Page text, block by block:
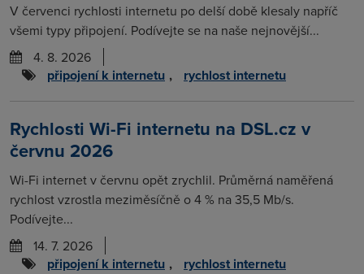
V červenci rychlosti internetu po delší době klesaly napříč
všemi typy připojení. Podívejte se na naše nejnovější...
4. 8. 2026
připojení k internetu , rychlost internetu
Rychlosti Wi-Fi internetu na DSL.cz v
červnu 2026
Wi-Fi internet v červnu opět zrychlil. Průměrná naměřená
rychlost vzrostla meziměsíčně o 4 % na 35,5 Mb/s.
Podívejte...
14. 7. 2026
připojení k internetu , rychlost internetu